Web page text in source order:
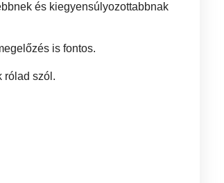
és kiegyensúlyozottabbnak
is fontos.
rólad szól.